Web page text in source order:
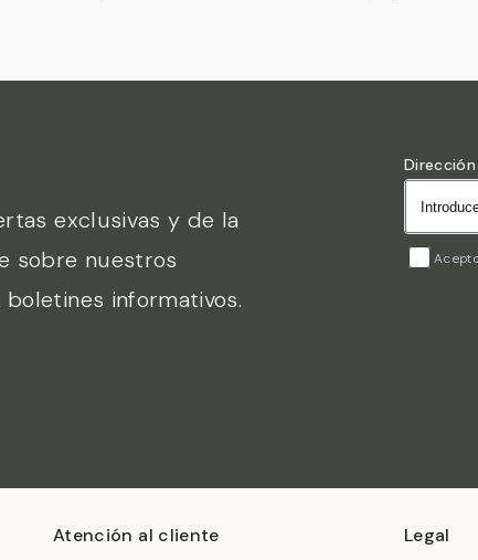
exclusivas y de la
sobre nuestros
informativos.
Atención al cliente Legal